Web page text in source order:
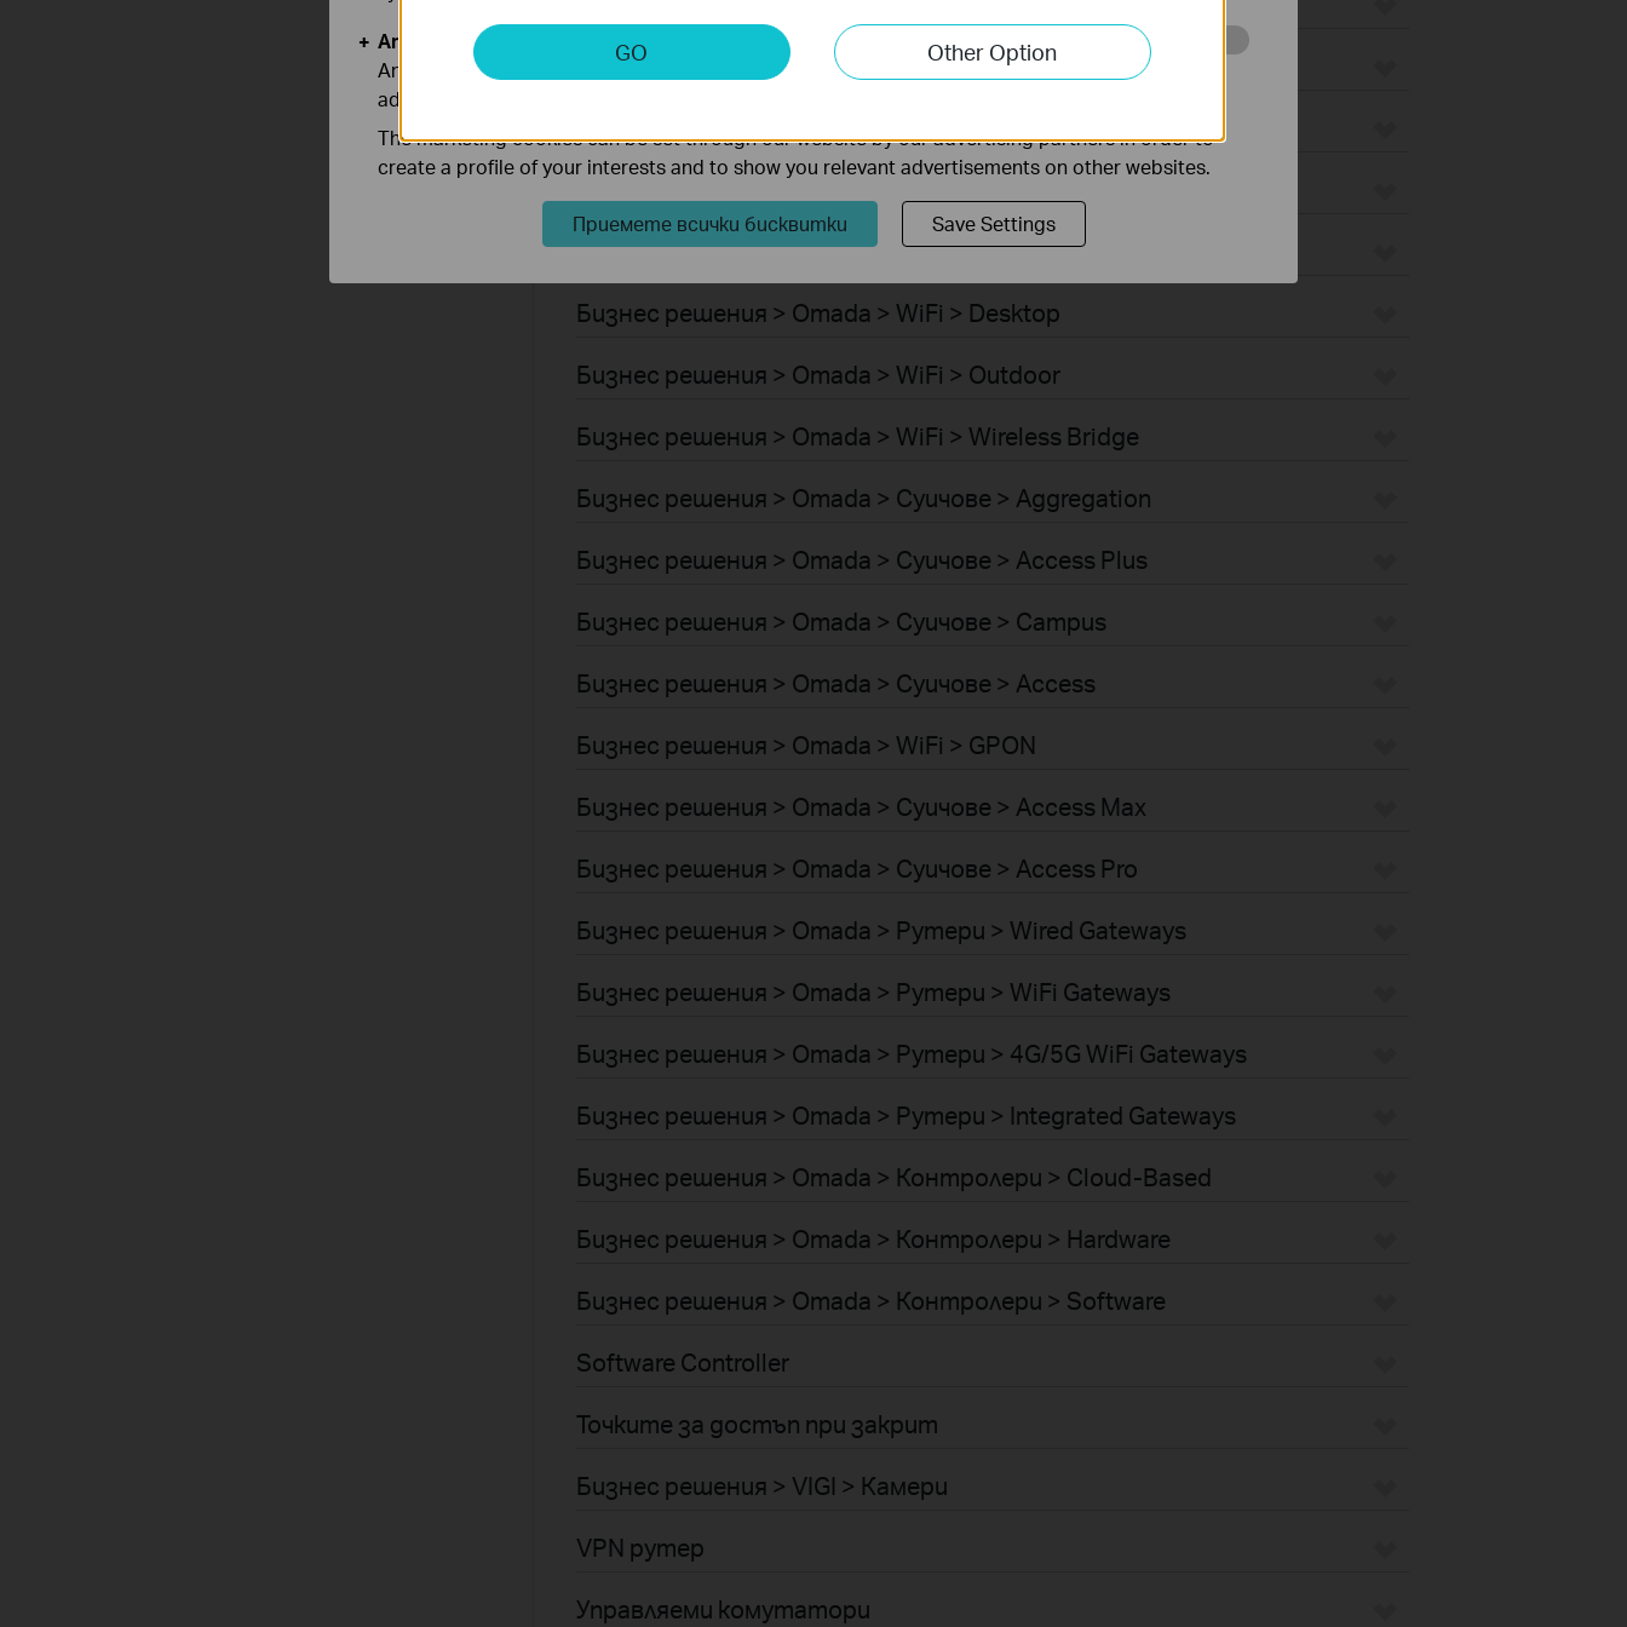
Robot Vacuum Accessories
Бизнес решения > Omada > WiFi > Ceiling Mount
Бизнес решения > Omada > WiFi > Wall Plate
Бизнес решения > Omada > WiFi > Desktop
Бизнес решения > Omada > WiFi > Outdoor
Бизнес решения > Omada > WiFi > Wireless Bridge
Бизнес решения > Omada > Суичове > Aggregation
Бизнес решения > Omada > Суичове > Access Plus
Бизнес решения > Omada > Суичове > Campus
Бизнес решения > Omada > Суичове > Access
Бизнес решения > Omada > WiFi > GPON
Бизнес решения > Omada > Суичове > Access Max
Бизнес решения > Omada > Суичове > Access Pro
Бизнес решения > Omada > Рутери > Wired Gateways
Бизнес решения > Omada > Рутери > WiFi Gateways
Бизнес решения > Omada > Рутери > 4G/5G WiFi Gateways
Бизнес решения > Omada > Рутери > Integrated Gateways
Бизнес решения > Omada > Контролери > Cloud-Based
Бизнес решения > Omada > Контролери > Hardware
Бизнес решения > Omada > Контролери > Software
Software Controller
Точките за достъп при закрит
Бизнес решения > VIGI > Камери
VPN рутер
Управляеми комутатори
GO Other Option
Analysis and Marketing Cookies
Analysis cookies enable us to analyze your activities on our website in order to improve and
adapt the functionality of our website.
The marketing cookies can be set through our website by our advertising partners in order to
create a profile of your interests and to show you relevant advertisements on other websites.
Приемете всички бисквитки Save Settings